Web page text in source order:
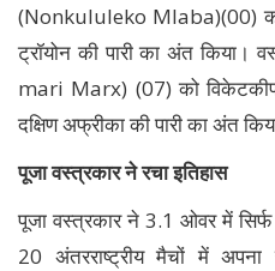
(Nonkululeko Mlaba)(00)
ट्रॉयोन की पारी का अंत किया।
mari Marx) (07) को
दक्षिण अफ्रीका की पारी का अंत
पूजा वस्त्रकार ने रचा इतिहास
पूजा वस्त्रकार ने 3.1 ओवर में
20 अंतरराष्ट्रीय मैचों में अपना